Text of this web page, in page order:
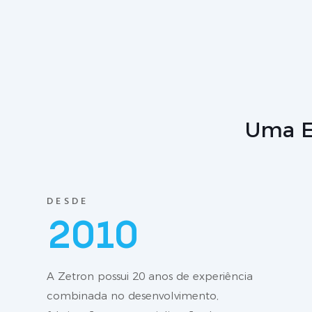
Uma
DESDE
2010
A Zetron possui 20 anos de experiência
combinada no desenvolvimento,